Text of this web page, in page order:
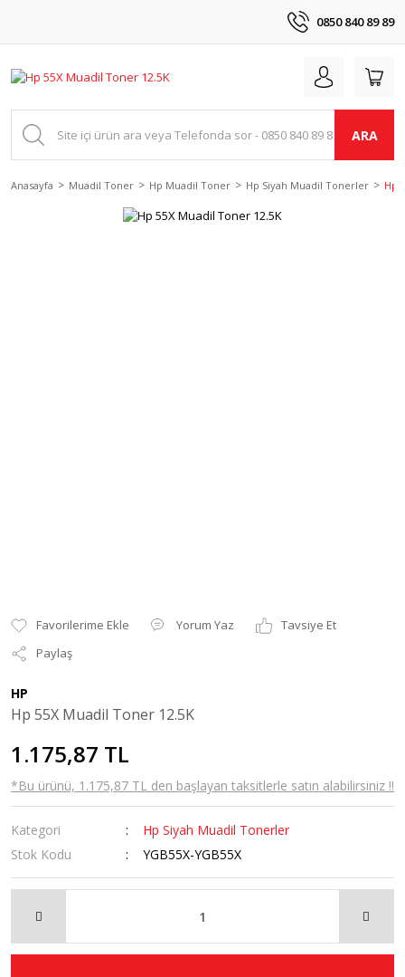
0850 840 89 89
ARA
Anasayfa Muadil Toner Hp Muadil Toner Hp Siyah Muadil Tonerler Hp
Yorum Yaz
Tavsiye Et
Paylaş
HP
Hp 55X Muadil Toner 12.5K
1.175,87 TL
*Bu ürünü, 1.175,87 TL den başlayan taksitlerle satın alabilirsiniz !!
Kategori
Hp Siyah Muadil Tonerler
Stok Kodu
YGB55X-YGB55X